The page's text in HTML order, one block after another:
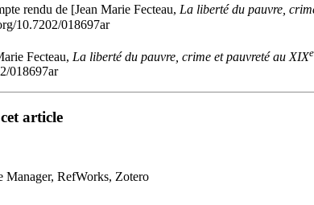
rendu de [Jean Marie Fecteau, La liberté du pauvre,
10.7202/018697ar
Fecteau, La liberté du pauvre, crime et pauvreté au XIXe
018697ar
article
Manager, RefWorks, Zotero